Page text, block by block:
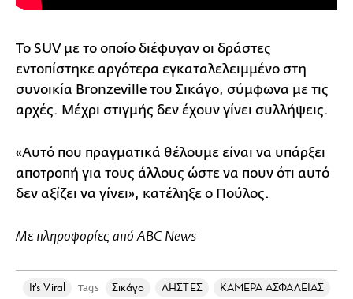
Το SUV με το οποίο διέφυγαν οι δράστες
εντοπίστηκε αργότερα εγκαταλελειμμένο στη
συνοικία Bronzeville του Σικάγο, σύμφωνα με τις
αρχές. Μέχρι στιγμής δεν έχουν γίνει συλλήψεις.
«Αυτό που πραγματικά θέλουμε είναι να υπάρξει
αποτροπή για τους άλλους ώστε να πουν ότι αυτό
δεν αξίζει να γίνει», κατέληξε ο Πούλος.
Με πληροφορίες από ABC News
It's Viral Tags Σικάγο ΛΗΣΤΕΣ
ΚΑΜΕΡΑ ΑΣΦΑΛΕΙΑΣ